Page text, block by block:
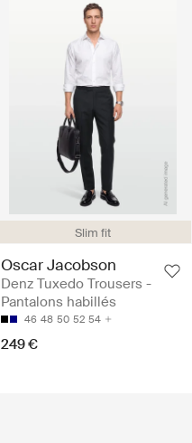
Slim fit
Oscar Jacobson
Denz Tuxedo Trousers -
Pantalons habillés
46 48 50 52 54
249 €